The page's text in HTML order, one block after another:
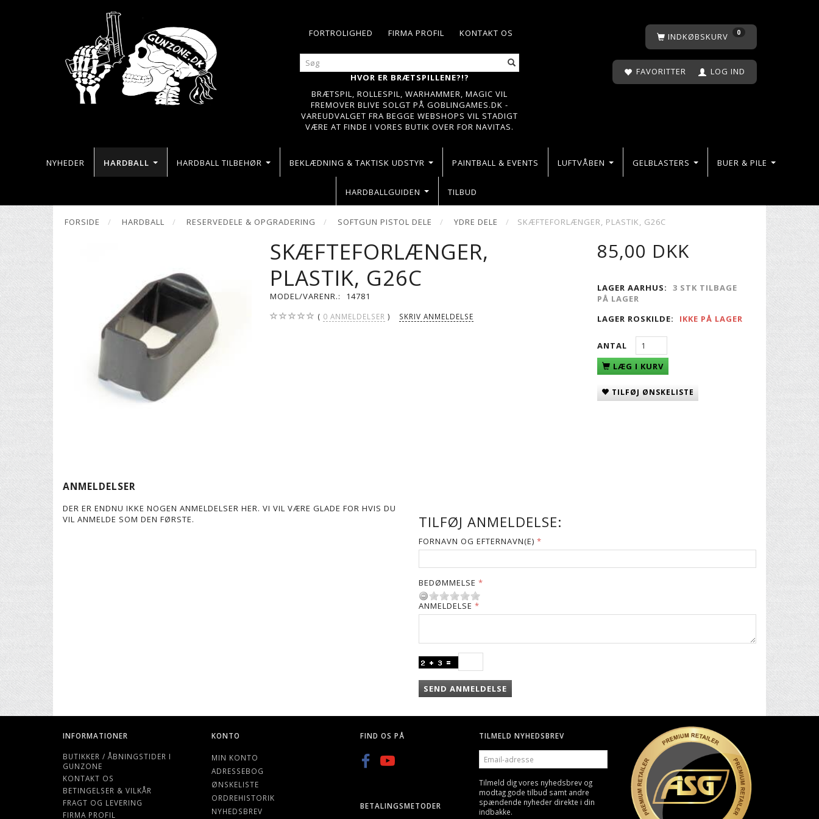
KONTAKT OS
FIRMA PROFIL
FORTROLIGHED
HVOR ER BRÆTSPILLENE?!?
BRÆTSPIL, ROLLESPIL, WARHAMMER, MAGIC VIL
FREMOVER BLIVE SOLGT PÅ GOBLINGAMES.DK -
VAREUDVALGET FRA BEGGE WEBSHOPS VIL STADIGT
VÆRE AT FINDE I VORES BUTIK OVER FOR NAVITAS.
INDKØBSKURV 0
FAVORITTER LOG IND
NYHEDER HARDBALL HARDBALL TILBEHØR BEKLÆDNING & TAKTISK UDSTYR PAINTBALL & EVENTS LUFTVÅBEN GELBLASTERS BUER & PILE
HARDBALLGUIDEN TILBUD
FORSIDE HARDBALL RESERVEDELE & OPGRADERING SOFTGUN PISTOL DELE YDRE DELE SKÆFTEFORLÆNGER, PLASTIK, G26C
SKÆFTEFORLÆNGER,
PLASTIK, G26C
MODEL/VARENR.: 14781
0 ANMELDELSER SKRIV ANMELDELSE
85,00 DKK
LAGER AARHUS:
3 STK TILBAGE
PÅ LAGER
LAGER ROSKILDE:
IKKE PÅ LAGER
ANTAL
LÆG I KURV
TILFØJ ØNSKELISTE
ANMELDELSER
DER ER ENDNU IKKE NOGEN ANMELDELSER HER. VI VIL VÆRE GLADE FOR HVIS DU
VIL ANMELDE SOM DEN FØRSTE.
TILFØJ ANMELDELSE:
FORNAVN OG EFTERNAVN(E)
BEDØMMELSE
ANMELDELSE
SEND ANMELDELSE
INFORMATIONER
BUTIKKER / ÅBNINGSTIDER I
GUNZONE
KONTAKT OS
BETINGELSER & VILKÅR
FRAGT OG LEVERING
FIRMA PROFIL
KONTO
MIN KONTO
ADRESSEBOG
ØNSKELISTE
ORDREHISTORIK
NYHEDSBREV
FIND OS PÅ
BETALINGSMETODER
TILMELD NYHEDSBREV
EMAIL-
ADRESSE
Tilmeld dig vores nyhedsbrev og
modtag gode tilbud samt andre
spændende nyheder direkte i din
indbakke.